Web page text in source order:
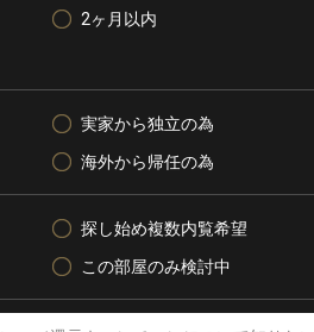
2ヶ月以内
実家から独立の為
海外から帰任の為
探し始め複数内覧希望
この部屋のみ検討中